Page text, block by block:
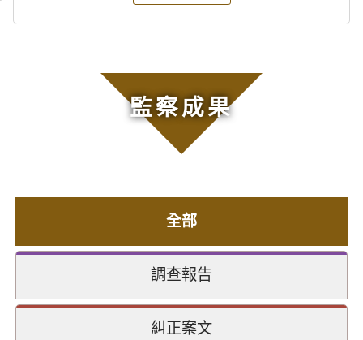
監察成果
全部
調查報告
糾正案文